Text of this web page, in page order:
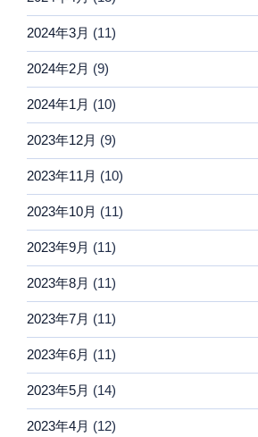
2024年3月 (11)
2024年2月 (9)
2024年1月 (10)
2023年12月 (9)
2023年11月 (10)
2023年10月 (11)
2023年9月 (11)
2023年8月 (11)
2023年7月 (11)
2023年6月 (11)
2023年5月 (14)
2023年4月 (12)